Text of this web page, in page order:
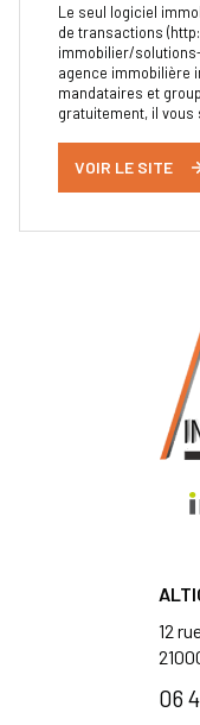
Le seul logiciel
de transactions
immobilier/
agence immobilière
mandataires et
gratuitement, il vous
VOIR LE SITE
12
06